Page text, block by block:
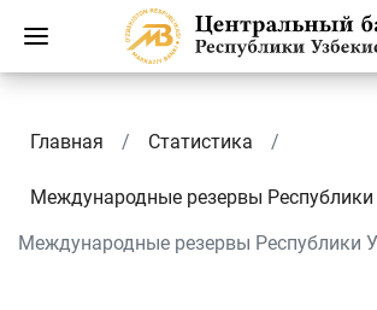
Главная Статистика
Международные резервы Республики
Международные резервы Республики